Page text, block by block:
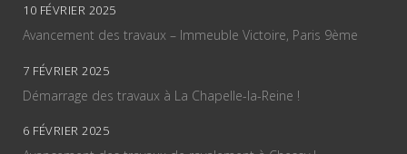
10 FÉVRIER 2025
Avancement des travaux – Immeuble Victoire, Paris 9ème
7 FÉVRIER 2025
Démarrage des travaux à La Chapelle-la-Reine !
6 FÉVRIER 2025